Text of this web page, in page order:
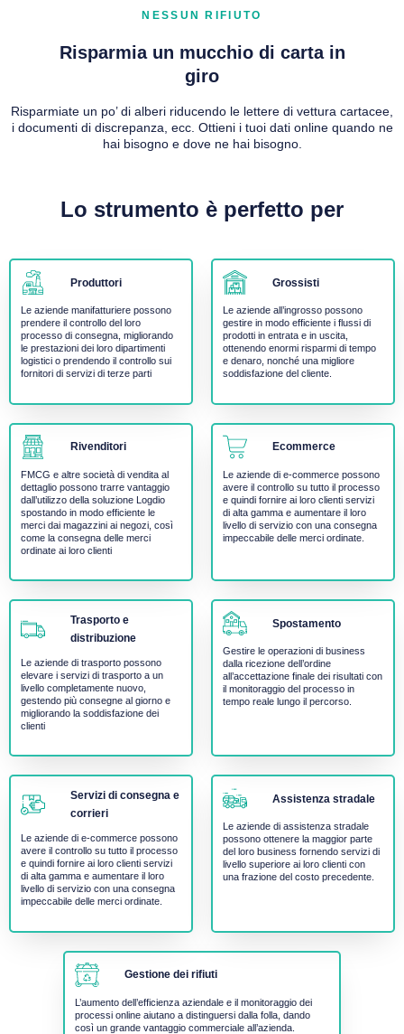
NESSUN RIFIUTO
Risparmia un mucchio di carta in
giro
Risparmiate un po’ di alberi riducendo le lettere di vettura cartacee,
i documenti di discrepanza, ecc. Ottieni i tuoi dati online quando ne
hai bisogno e dove ne hai bisogno.
Lo strumento è perfetto per
Produttori
Le aziende manifatturiere possono
prendere il controllo del loro
processo di consegna, migliorando
le prestazioni dei loro dipartimenti
logistici o prendendo il controllo sui
fornitori di servizi di terze parti
Grossisti
Le aziende all’ingrosso possono
gestire in modo efficiente i flussi di
prodotti in entrata e in uscita,
ottenendo enormi risparmi di tempo
e denaro, nonché una migliore
soddisfazione del cliente.
Rivenditori
FMCG e altre società di vendita al
dettaglio possono trarre vantaggio
dall’utilizzo della soluzione Logdio
spostando in modo efficiente le
merci dai magazzini ai negozi, così
come la consegna delle merci
ordinate ai loro clienti
Ecommerce
Le aziende di e-commerce possono
avere il controllo su tutto il processo
e quindi fornire ai loro clienti servizi
di alta gamma e aumentare il loro
livello di servizio con una consegna
impeccabile delle merci ordinate.
Trasporto e
distribuzione
Le aziende di trasporto possono
elevare i servizi di trasporto a un
livello completamente nuovo,
gestendo più consegne al giorno e
migliorando la soddisfazione dei
clienti
Spostamento
Gestire le operazioni di business
dalla ricezione dell’ordine
all’accettazione finale dei risultati con
il monitoraggio del processo in
tempo reale lungo il percorso.
Servizi di consegna e
corrieri
Le aziende di e-commerce possono
avere il controllo su tutto il processo
e quindi fornire ai loro clienti servizi
di alta gamma e aumentare il loro
livello di servizio con una consegna
impeccabile delle merci ordinate.
Assistenza stradale
Le aziende di assistenza stradale
possono ottenere la maggior parte
del loro business fornendo servizi di
livello superiore ai loro clienti con
una frazione del costo precedente.
Gestione dei rifiuti
L’aumento dell’efficienza aziendale e il monitoraggio dei
processi online aiutano a distinguersi dalla folla, dando
così un grande vantaggio commerciale all’azienda.